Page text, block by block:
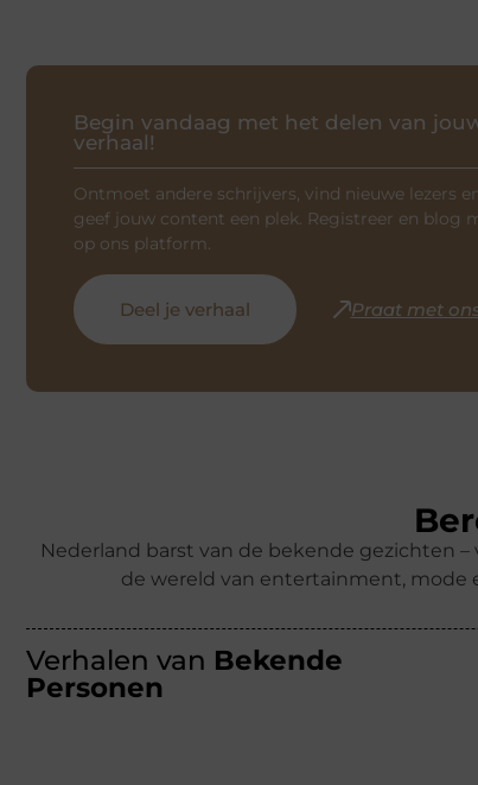
Begin vandaag met het delen van
verhaal!
Ontmoet andere schrijvers, vind nieuwe lezers
geef jouw content een plek. Registreer en blog
op ons platform.
Deel je verhaal Praat met
Nederland barst van de bekende gezichten
de wereld van entertainment, mode
Verhalen van Bekende
Personen